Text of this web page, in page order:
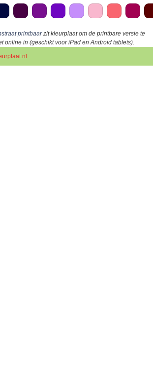
printbaarzit kleurplaat om de printbare versie te
online in (geschikt voor iPad en Android tablets).